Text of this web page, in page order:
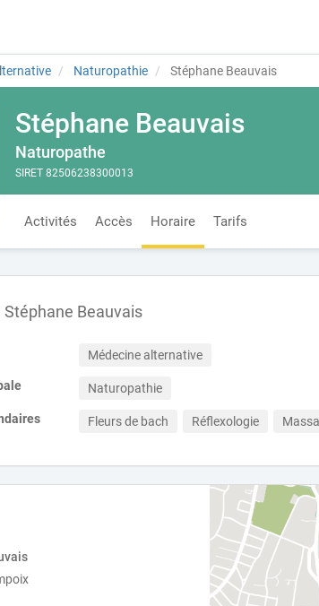
Naturopathie Stéphane Beauvais
Stéphane Beauvais
Naturopathe
SIRET 82506238300013
Activités Accès Horaire Tarifs
Beauvais
Médecine alternative
Naturopathie
Fleurs de bach Réflexologie